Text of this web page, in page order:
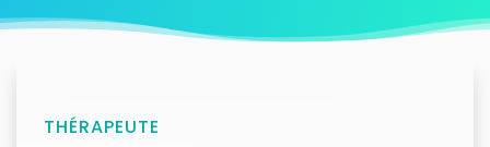
THÉRAPEUTE